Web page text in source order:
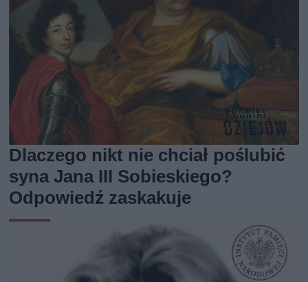
Dlaczego nikt nie chciał poślubić
syna Jana III Sobieskiego?
Odpowiedź zaskakuje